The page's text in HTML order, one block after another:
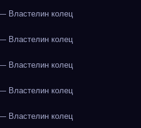
Властелин колец
Властелин колец
Властелин колец
Властелин колец
Властелин колец